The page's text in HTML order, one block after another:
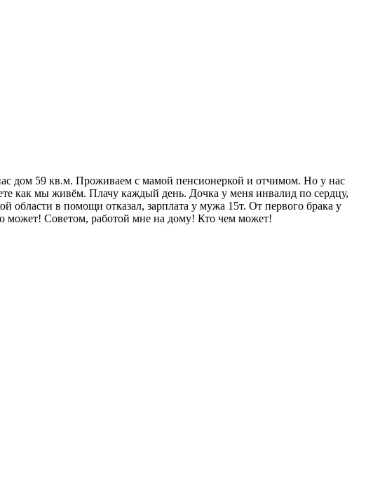
дом 59 кв.м. Проживаем с мамой пенсионеркой и отчимом. Но у нас
как мы живём. Плачу каждый день. Дочка у меня инвалид по сердцу,
в помощи отказал, зарплата у мужа 15т. От первого брака у
может! Советом, работой мне на дому! Кто чем может!